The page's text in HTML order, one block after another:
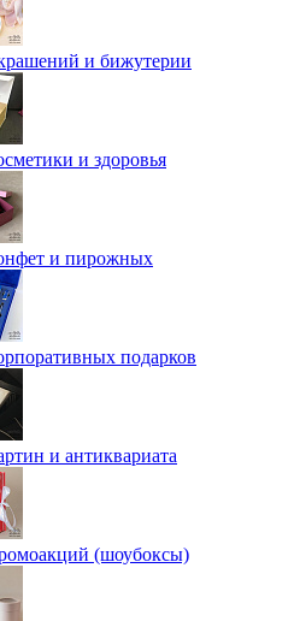
и бижутерии
и здоровья
и пирожных
подарков
и антиквариата
(шоубоксы)